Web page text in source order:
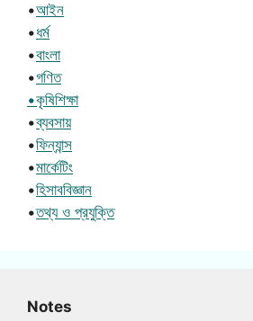
•আইন
•ধর্ম
•বাংলা
•গণিত
•কৃষিশিক্ষা
•ব্যবসায়
•ফিন্যান্স
•মার্কেটিং
•হিসাববিজ্ঞান
•তথ্য ও প্রযুক্তি
Notes